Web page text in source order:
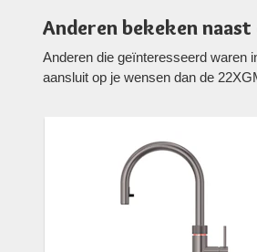
Anderen bekeken
Anderen die geïnteresseerd waren
aansluit op je wensen dan de